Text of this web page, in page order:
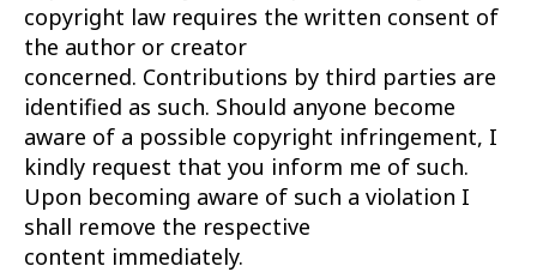
copyright law requires the written consent of
the author or creator
concerned. Contributions by third parties are
identified as such. Should anyone become
aware of a possible copyright infringement, I
kindly request that you inform me of such.
Upon becoming aware of such a violation I
shall remove the respective
content immediately.